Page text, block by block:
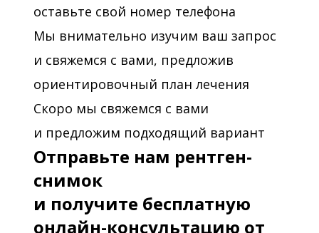
оставьте свой номер телефона
Мы внимательно изучим ваш запрос
и свяжемся с вами, предложив
ориентировочный план лечения
Скоро мы свяжемся с вами
и предложим подходящий вариант
Отправьте нам рентген-
снимок
и получите бесплатную
онлайн-консультацию от